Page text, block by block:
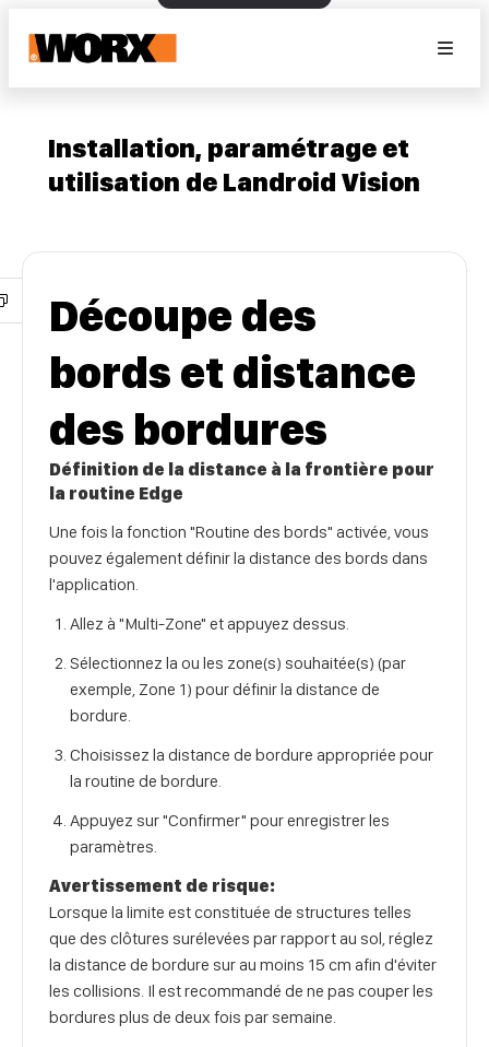
Installation, paramétrage et
utilisation de Landroid Vision
Découpe des
bords et distance
des bordures
Définition de la distance à la frontière pour
la routine Edge
Une fois la fonction "Routine des bords" activée, vous
pouvez également définir la distance des bords dans
l'application.
Allez à "Multi-Zone" et appuyez dessus.
Sélectionnez la ou les zone(s) souhaitée(s) (par
exemple, Zone 1) pour définir la distance de
bordure.
Choisissez la distance de bordure appropriée pour
la routine de bordure.
Appuyez sur "Confirmer" pour enregistrer les
paramètres.
Avertissement de risque:
Lorsque la limite est constituée de structures telles
que des clôtures surélevées par rapport au sol, réglez
la distance de bordure sur au moins 15 cm afin d'éviter
les collisions. Il est recommandé de ne pas couper les
bordures plus de deux fois par semaine.